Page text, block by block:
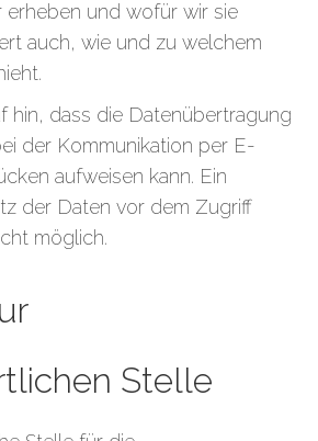
erheben und wofür wir sie
auch, wie und zu welchem
hin, dass die Datenübertragung
der Kommunikation per E-
aufweisen kann. Ein
der Daten vor dem Zugriff
möglich.
Stelle